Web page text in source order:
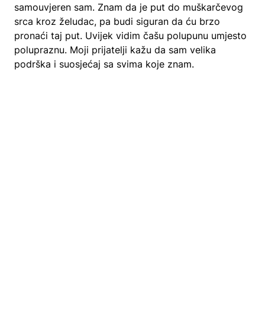
samouvjeren sam. Znam da je put do muškarčevog
srca kroz želudac, pa budi siguran da ću brzo
pronaći taj put. Uvijek vidim čašu polupunu umjesto
polupraznu. Moji prijatelji kažu da sam velika
podrška i suosjećaj sa svima koje znam.